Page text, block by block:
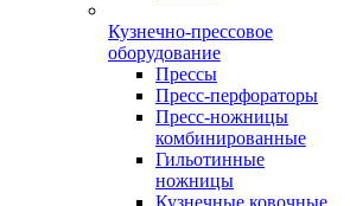
Кузнечно-прессовое
оборудование
Прессы
Пресс-перфораторы
Пресс-ножницы
комбинированные
Гильотинные
ножницы
Кузнечные ковочные